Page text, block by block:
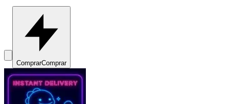
ComprarComprar